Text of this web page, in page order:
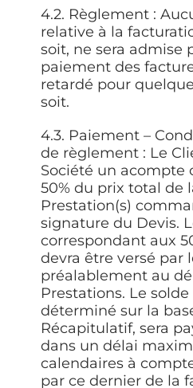
4.2. Règlement :
relative à la
soit, ne sera admise
paiement des
retardé pour
soit.
4.3. Paiement –
de règlement : Le
Société un acompte
50% du prix total de
Prestation(s)
signature du Devis.
correspondant aux
devra être versé par
préalablement au
Prestations. Le
déterminé sur la
Récapitulatif, sera
dans un délai
calendaires à
par ce dernier de la